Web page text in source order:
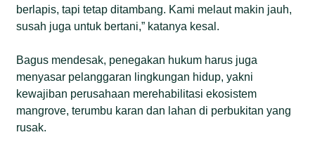
berlapis, tapi tetap ditambang. Kami melaut makin jauh,
susah juga untuk bertani,” katanya kesal.
Bagus mendesak, penegakan hukum harus juga
menyasar pelanggaran lingkungan hidup, yakni
kewajiban perusahaan merehabilitasi ekosistem
mangrove, terumbu karan dan lahan di perbukitan yang
rusak.